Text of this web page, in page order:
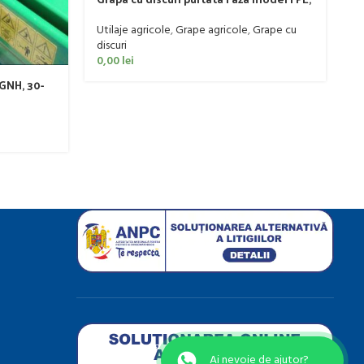
30-
Utilaje agricole,Grape agricole,Grape cu
discuri
0,00lei